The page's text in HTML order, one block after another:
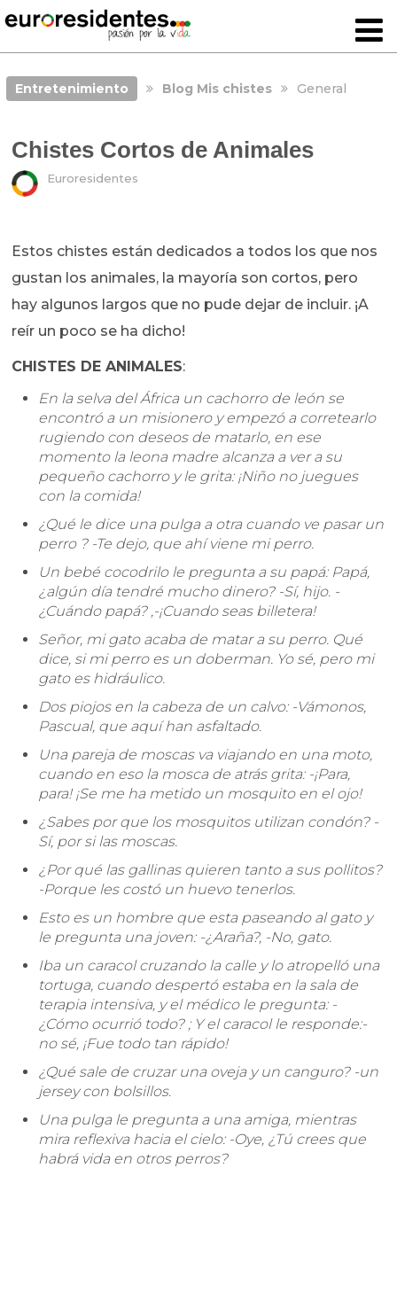
Entretenimiento Blog Mis chistes General
Chistes Cortos de Animales
Euroresidentes
Estos chistes están dedicados a todos los que nos
gustan los animales, la mayoría son cortos, pero
hay algunos largos que no pude dejar de incluir. ¡A
reír un poco se ha dicho!
CHISTES DE ANIMALES:
En la selva del África un cachorro de león se
encontró a un misionero y empezó a corretearlo
rugiendo con deseos de matarlo, en ese
momento la leona madre alcanza a ver a su
pequeño cachorro y le grita: ¡Niño no juegues
con la comida!
¿Qué le dice una pulga a otra cuando ve pasar un
perro ? -Te dejo, que ahí viene mi perro.
Un bebé cocodrilo le pregunta a su papá: Papá,
¿algún día tendré mucho dinero? -Sí, hijo. -
¿Cuándo papá? ,-¡Cuando seas billetera!
Señor, mi gato acaba de matar a su perro. Qué
dice, si mi perro es un doberman. Yo sé, pero mi
gato es hidráulico.
Dos piojos en la cabeza de un calvo: -Vámonos,
Pascual, que aquí han asfaltado.
Una pareja de moscas va viajando en una moto,
cuando en eso la mosca de atrás grita: -¡Para,
para! ¡Se me ha metido un mosquito en el ojo!
¿Sabes por que los mosquitos utilizan condón? -
Sí, por si las moscas.
¿Por qué las gallinas quieren tanto a sus pollitos?
-Porque les costó un huevo tenerlos.
Esto es un hombre que esta paseando al gato y
le pregunta una joven: -¿Araña?, -No, gato.
Iba un caracol cruzando la calle y lo atropelló una
tortuga, cuando despertó estaba en la sala de
terapia intensiva, y el médico le pregunta: -
¿Cómo ocurrió todo? ; Y el caracol le responde:-
no sé, ¡Fue todo tan rápido!
¿Qué sale de cruzar una oveja y un canguro? -un
jersey con bolsillos.
Una pulga le pregunta a una amiga, mientras
mira reflexiva hacia el cielo: -Oye, ¿Tú crees que
habrá vida en otros perros?